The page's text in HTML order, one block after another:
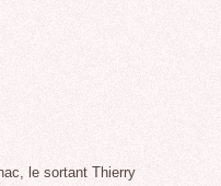
le sortant Thierry